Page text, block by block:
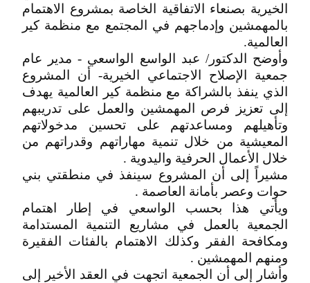
الخيرية بصنعاء الاتفاقية الخاصة بمشروع الاهتمام
بالمهمشين وإدماجهم في المجتمع مع منظمة كير
العالمية.
وأوضح الدكتور/ عبد الواسع الواسعي - مدير عام
جمعية الإصلاح الاجتماعي الخيرية- أن المشروع
الذي ينفذ بالشراكة مع منظمة كير العالمية يهدف
إلى تعزيز فرص المهمشين والعمل على تدريبهم
وتأهيلهم ومساعدتهم على تحسين مدخولاتهم
المعيشية من خلال تنمية مهاراتهم وقدراتهم من
خلال الأعمال الحرفية واليدوية .
مشيراً إلى أن المشروع سينفذ في منطقتي بني
حوات وعصر بأمانة العاصمة .
ويأتي هذا بحسب الواسعي في إطار اهتمام
الجمعية بالعمل في مشاريع التنمية المستدامة
ومكافحة الفقر وكذلك الاهتمام بالفئات الفقيرة
ومنهم المهمشين .
وأشار إلى أن الجمعية اتجهت في العقد الأخير إلى